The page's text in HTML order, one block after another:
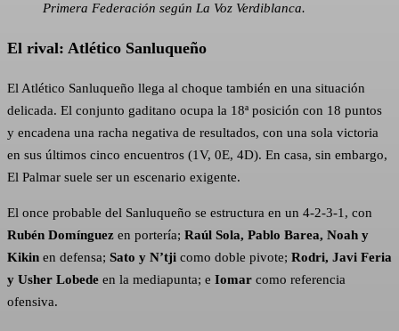
Primera Federación según La Voz Verdiblanca.
El rival: Atlético Sanluqueño
El Atlético Sanluqueño llega al choque también en una situación
delicada. El conjunto gaditano ocupa la 18ª posición con 18 puntos
y encadena una racha negativa de resultados, con una sola victoria
en sus últimos cinco encuentros (1V, 0E, 4D). En casa, sin embargo,
El Palmar suele ser un escenario exigente.
El once probable del Sanluqueño se estructura en un 4-2-3-1, con
Rubén Domínguez en portería; Raúl Sola, Pablo Barea, Noah y
Kikin en defensa; Sato y N’tji como doble pivote; Rodri, Javi Feria
y Usher Lobede en la mediapunta; e Iomar como referencia
ofensiva.